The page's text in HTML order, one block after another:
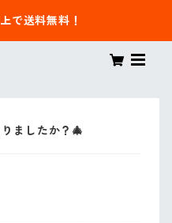
で送料無料！
ましたか？🎄